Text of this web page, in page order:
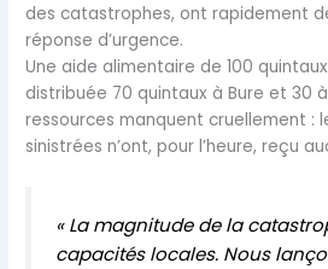
des catastrophes, ont rapidement
réponse d’urgence.
Une aide alimentaire de 100
distribuée 70 quintaux à Bure et 30
ressources manquent cruellement :
sinistrées n’ont, pour l’heure, reçu
« La magnitude de la
capacités locales. Nous